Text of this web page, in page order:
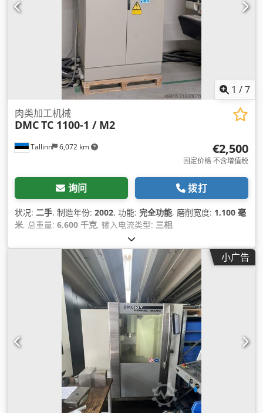
1 /7
Tallinn 6,072 km
肉类加工机械
DMCTC 1100-1 / M2
€2,500
固定价格 不含增值税
询问 拨打
状况: 二手, 制造年份: 2002, 功能: 完全功能, 磨削宽度: 1,100 毫
米, 总重量: 6,600 千克, 输入电流类型: 三相,
小广告